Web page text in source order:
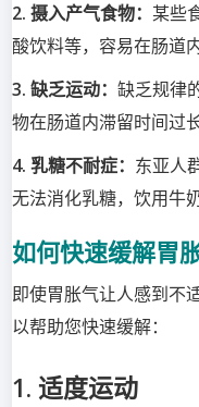
2. 摄入产气食物： 某些
酸饮料等，容易在肠道
3. 缺乏运动： 缺乏规律
物在肠道内滞留时间过
4. 乳糖不耐症： 东亚人
无法消化乳糖，饮用牛
如何快速缓解胃
即使胃胀气让人感到不
以帮助您快速缓解：
1. 适度运动